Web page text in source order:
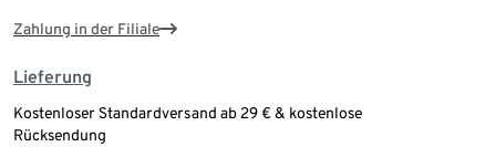
Zahlung in der Filiale
Lieferung
Kostenloser Standardversand ab 29 € & kostenlose
Rücksendung